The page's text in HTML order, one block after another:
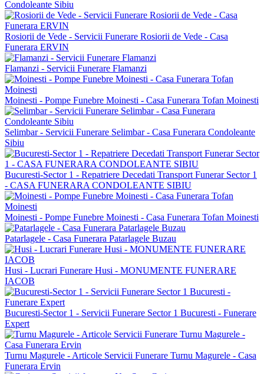
Condoleante Sibiu
Rosiorii de Vede - Servicii Funerare Rosiorii de Vede - Casa
Funerara ERVIN
Flamanzi - Servicii Funerare Flamanzi
Moinesti - Pompe Funebre Moinesti - Casa Funerara Tofan Moinesti
Selimbar - Servicii Funerare Selimbar - Casa Funerara Condoleante
Sibiu
Bucuresti-Sector 1 - Repatriere Decedati Transport Funerar Sector 1
- CASA FUNERARA CONDOLEANTE SIBIU
Moinesti - Pompe Funebre Moinesti - Casa Funerara Tofan Moinesti
Patarlagele - Casa Funerara Patarlagele Buzau
Husi - Lucrari Funerare Husi - MONUMENTE FUNERARE
IACOB
Bucuresti-Sector 1 - Servicii Funerare Sector 1 Bucuresti - Funerare
Expert
Turnu Magurele - Articole Servicii Funerare Turnu Magurele - Casa
Funerara Ervin